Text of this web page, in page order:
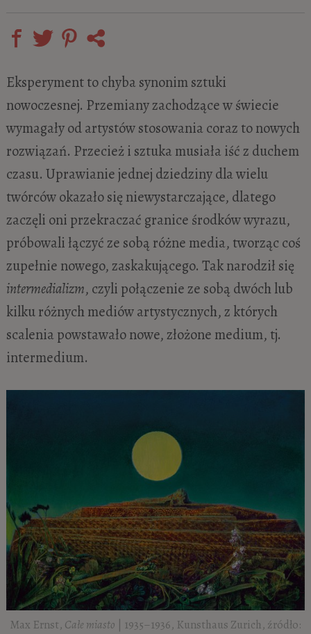
Eksperyment to chyba synonim sztuki
nowoczesnej. Przemiany zachodzące w świecie
wymagały od artystów stosowania coraz to nowych
rozwiązań. Przecież i sztuka musiała iść z duchem
czasu. Uprawianie jednej dziedziny dla wielu
twórców okazało się niewystarczające, dlatego
zaczęli oni przekraczać granice środków wyrazu,
próbowali łączyć ze sobą różne media, tworząc coś
zupełnie nowego, zaskakującego. Tak narodził się
intermedializm, czyli połączenie ze sobą dwóch lub
kilku różnych mediów artystycznych, z których
scalenia powstawało nowe, złożone medium, tj.
intermedium.
Max Ernst, Całe miasto | 1935–1936, Kunsthaus Zurich, źródło: